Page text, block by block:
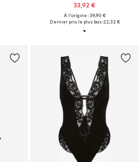
33,92 €
À l'origine : 39,90 €
Dernier prix le plus bas :22,32 €